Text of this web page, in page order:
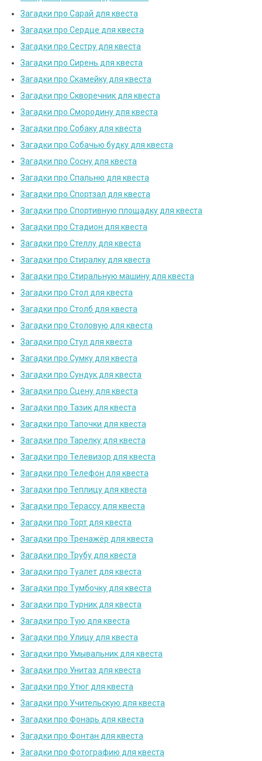
Загадки про Сарай для квеста
Загадки про Сердце для квеста
Загадки про Сестру для квеста
Загадки про Сирень для квеста
Загадки про Скамейку для квеста
Загадки про Скворечник для квеста
Загадки про Смородину для квеста
Загадки про Собаку для квеста
Загадки про Собачью будку для квеста
Загадки про Сосну для квеста
Загадки про Спальню для квеста
Загадки про Спортзал для квеста
Загадки про Спортивную площадку для квеста
Загадки про Стадион для квеста
Загадки про Стеллу для квеста
Загадки про Стиралку для квеста
Загадки про Стиральную машину для квеста
Загадки про Стол для квеста
Загадки про Столб для квеста
Загадки про Столовую для квеста
Загадки про Стул для квеста
Загадки про Сумку для квеста
Загадки про Сундук для квеста
Загадки про Сцену для квеста
Загадки про Тазик для квеста
Загадки про Тапочки для квеста
Загадки про Тарелку для квеста
Загадки про Телевизор для квеста
Загадки про Телефон для квеста
Загадки про Теплицу для квеста
Загадки про Терассу для квеста
Загадки про Торт для квеста
Загадки про Тренажёр для квеста
Загадки про Трубу для квеста
Загадки про Туалет для квеста
Загадки про Тумбочку для квеста
Загадки про Турник для квеста
Загадки про Тую для квеста
Загадки про Улицу для квеста
Загадки про Умывальник для квеста
Загадки про Унитаз для квеста
Загадки про Утюг для квеста
Загадки про Учительскую для квеста
Загадки про Фонарь для квеста
Загадки про Фонтан для квеста
Загадки про Фотографию для квеста